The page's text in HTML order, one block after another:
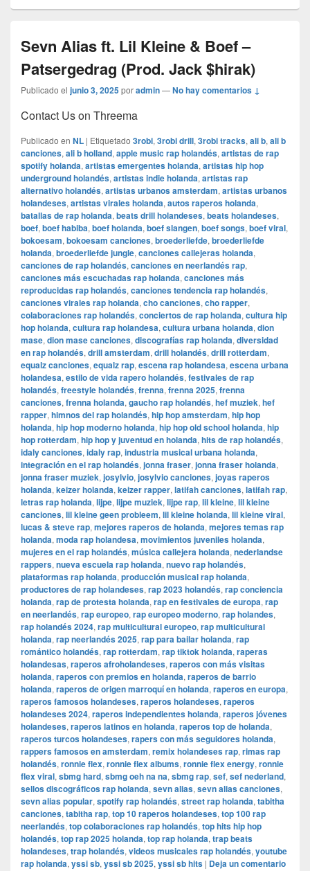
Sevn Alias ft. Lil Kleine & Boef –
Patsergedrag (Prod. Jack $hirak)
Publicado el junio 3, 2025poradmin—No hay comentarios ↓
Contact Us on Threema
Publicado en NL | Etiquetado 3robi, 3robi drill, 3robi tracks, ali b, ali b
canciones, ali b holland, apple music rap holandés, artistas de rap
spotify holanda, artistas emergentes holanda, artistas hip hop
underground holandés, artistas indie holanda, artistas rap
alternativo holandés, artistas urbanos amsterdam, artistas urbanos
holandeses, artistas virales holanda, autos raperos holanda,
batallas de rap holanda, beats drill holandeses, beats holandeses,
boef, boef habiba, boef holanda, boef slangen, boef songs, boef viral,
bokoesam, bokoesam canciones, broederliefde, broederliefde
holanda, broederliefde jungle, canciones callejeras holanda,
canciones de rap holandés, canciones en neerlandés rap,
canciones más escuchadas rap holanda, canciones más
reproducidas rap holandés, canciones tendencia rap holandés,
canciones virales rap holanda, cho canciones, cho rapper,
colaboraciones rap holandés, conciertos de rap holanda, cultura hip
hop holanda, cultura rap holandesa, cultura urbana holanda, dion
mase, dion mase canciones, discografías rap holanda, diversidad
en rap holandés, drill amsterdam, drill holandés, drill rotterdam,
equalz canciones, equalz rap, escena rap holandesa, escena urbana
holandesa, estilo de vida rapero holandés, festivales de rap
holandés, freestyle holandés, frenna, frenna 2025, frenna
canciones, frenna holanda, gaucho rap holandés, hef muziek, hef
rapper, himnos del rap holandés, hip hop amsterdam, hip hop
holanda, hip hop moderno holanda, hip hop old school holanda, hip
hop rotterdam, hip hop y juventud en holanda, hits de rap holandés,
idaly canciones, idaly rap, industria musical urbana holanda,
integración en el rap holandés, jonna fraser, jonna fraser holanda,
jonna fraser muziek, josylvio, josylvio canciones, joyas raperos
holanda, keizer holanda, keizer rapper, latifah canciones, latifah rap,
letras rap holanda, lijpe, lijpe muziek, lijpe rap, lil kleine, lil kleine
canciones, lil kleine geen probleem, lil kleine holanda, lil kleine viral,
lucas & steve rap, mejores raperos de holanda, mejores temas rap
holanda, moda rap holandesa, movimientos juveniles holanda,
mujeres en el rap holandés, música callejera holanda, nederlandse
rappers, nueva escuela rap holanda, nuevo rap holandés,
plataformas rap holanda, producción musical rap holanda,
productores de rap holandeses, rap 2023 holandés, rap conciencia
holanda, rap de protesta holanda, rap en festivales de europa, rap
en neerlandés, rap europeo, rap europeo moderno, rap holandes,
rap holandés 2024, rap multicultural europeo, rap multicultural
holanda, rap neerlandés 2025, rap para bailar holanda, rap
romántico holandés, rap rotterdam, rap tiktok holanda, raperas
holandesas, raperos afroholandeses, raperos con más visitas
holanda, raperos con premios en holanda, raperos de barrio
holanda, raperos de origen marroquí en holanda, raperos en europa,
raperos famosos holandeses, raperos holandeses, raperos
holandeses 2024, raperos independientes holanda, raperos jóvenes
holandeses, raperos latinos en holanda, raperos top de holanda,
raperos turcos holandeses, rapers con más seguidores holanda,
rappers famosos en amsterdam, remix holandeses rap, rimas rap
holandés, ronnie flex, ronnie flex albums, ronnie flex energy, ronnie
flex viral, sbmg hard, sbmg oeh na na, sbmg rap, sef, sef nederland,
sellos discográficos rap holanda, sevn alias, sevn alias canciones,
sevn alias popular, spotify rap holandés, street rap holanda, tabitha
canciones, tabitha rap, top 10 raperos holandeses, top 100 rap
neerlandés, top colaboraciones rap holandés, top hits hip hop
holandés, top rap 2025 holanda, top rap holanda, trap beats
holandeses, trap holandés, videos musicales rap holandés, youtube
rap holanda, yssi sb, yssi sb 2025, yssi sb hits | Deja un comentario